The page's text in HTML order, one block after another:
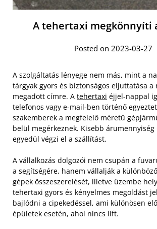
A tehertaxi megkönnyíti
Posted on 2023-03-27
A szolgáltatás lényege nem más, mint a
tárgyak gyors és biztonságos eljuttatása
megadott címre. A tehertaxi éjjel-nappal
telefonos vagy e-mail-ben történő
szakemberek a megfelelő méretű
belül megérkeznek. Kisebb árumennyiség
egyedül végzi el a szállítást.
A vállalkozás dolgozói nem csupán a
a segítségére, hanem vállalják a
gépek összeszerelését, illetve üzembe
tehertaxi gyors és kényelmes megoldást
bajlódni a cipekedéssel, ami különösen
épületek esetén, ahol nincs lift.